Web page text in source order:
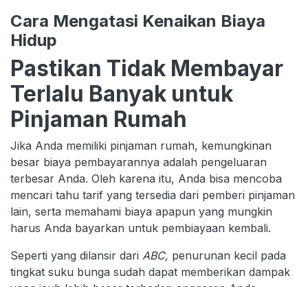
Cara Mengatasi Kenaikan Biaya
Hidup
Pastikan Tidak Membayar
Terlalu Banyak untuk
Pinjaman Rumah
Jika Anda memiliki pinjaman rumah, kemungkinan
besar biaya pembayarannya adalah pengeluaran
terbesar Anda. Oleh karena itu, Anda bisa mencoba
mencari tahu tarif yang tersedia dari pemberi pinjaman
lain, serta memahami biaya apapun yang mungkin
harus Anda bayarkan untuk pembiayaan kembali.
Seperti yang dilansir dari ABC, penurunan kecil pada
tingkat suku bunga sudah dapat memberikan dampak